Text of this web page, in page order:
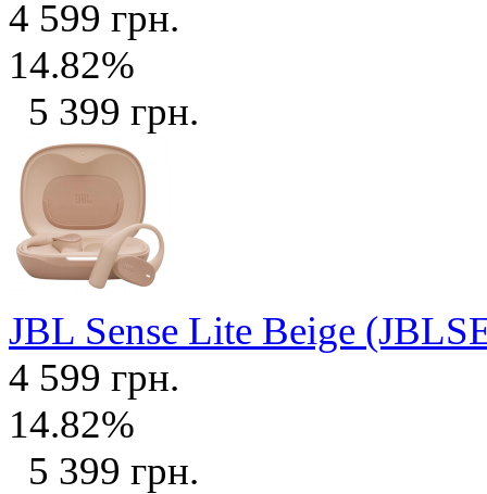
4 599 грн.
14.82%
5 399 грн.
JBL Sense Lite Beige
4 599 грн.
14.82%
5 399 грн.